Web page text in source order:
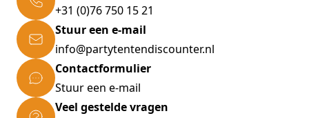
Thermisch gelaste naden en niet gestikt,
lasnaden zijn vele malen sterker
Onderaan de zeilen een tochtflap van 30cm
om de wind buiten te houden
ALLE zeilen 500 grams PVC per m²
Mooie ronde vensters met sterke vensterfolie
+31 (0)76 750 15 21
Stuur een e-mail
info@partytentendiscounter.nl
Contactformulier
Stuur een e-mail
Veel gestelde vragen